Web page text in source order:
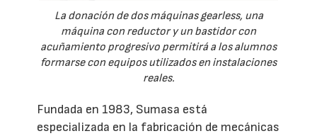
La donación de dos máquinas gearless, una
máquina con reductor y un bastidor con
acuñamiento progresivo permitirá a los alumnos
formarse con equipos utilizados en instalaciones
reales.
Fundada en 1983, Sumasa está
especializada en la fabricación de mecánicas